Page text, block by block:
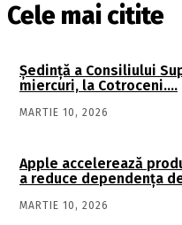
Cele mai citite
Şedinţă a Consiliului
miercuri, la Cotroceni….
MARTIE 10, 2026
Apple accelerează
a reduce dependența
MARTIE 10, 2026